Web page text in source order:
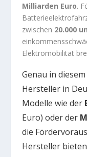
Milliarden Euro.
zwischen 20.000
Elektromobilität
Genau in
Hersteller in
Modelle wie der
Euro) oder der
die
Hersteller